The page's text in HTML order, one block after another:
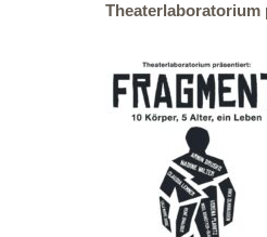
Theaterlaboratorium